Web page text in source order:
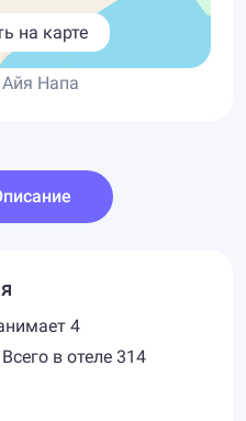
на карте
Напа
4
в отеле 314